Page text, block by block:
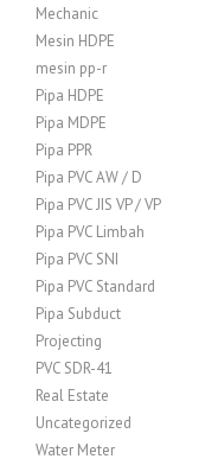
Mechanic
Mesin HDPE
mesin pp-r
Pipa HDPE
Pipa MDPE
Pipa PPR
Pipa PVC AW / D
Pipa PVC JIS VP / VP
Pipa PVC Limbah
Pipa PVC SNI
Pipa PVC Standard
Pipa Subduct
Projecting
PVC SDR-41
Real Estate
Uncategorized
Water Meter